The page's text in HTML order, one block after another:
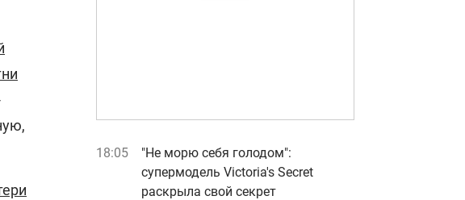
18:05
"Не морю себя голодом":
супермодель Victoria's Secret
раскрыла свой секрет